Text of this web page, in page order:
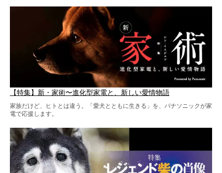
【特集】新・家術〜進化型家電と、新しい愛情物語
家族だけど、ヒトとは違う。「愛犬とともに生きる」を、パナソニックが家
電で応援します。